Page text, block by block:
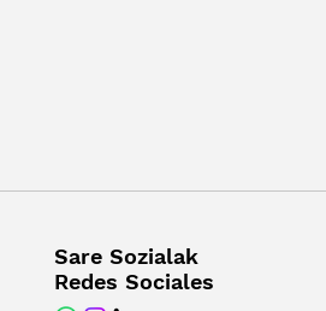
Sare Sozialak
Redes Sociales